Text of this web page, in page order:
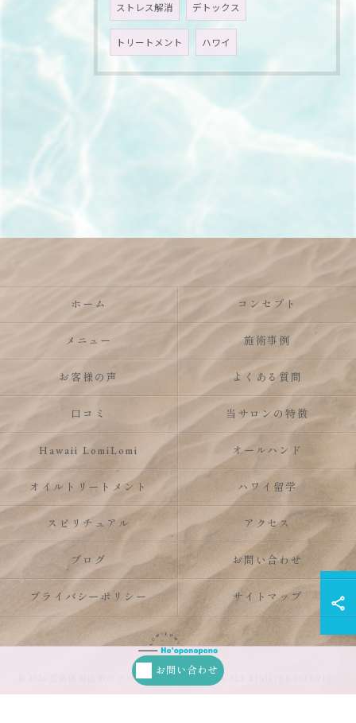
ストレス解消 デトックス
トリートメント ハワイ
お問い合わせ
ホーム コンセプト
メニュー 施術事例
お客様の声 よくある質問
口コミ 当サロンの特徴
Hawaii LomiLomi オールハンド
オイルトリートメント ハワイ留学
スピリチュアル アクセス
ブログ お問い合わせ
プライバシーポリシー サイトマップ
© 2026 広島県福山市のサロンならHo’oponopono ALL RIGHTS RESERVED.